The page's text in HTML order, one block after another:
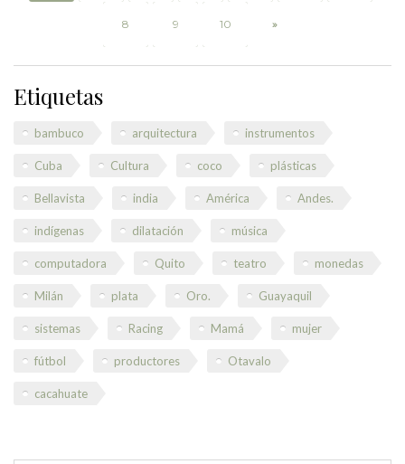
8 9 10 »
Etiquetas
bambuco arquitectura instrumentos
Cuba Cultura coco plásticas
Bellavista india América Andes.
indígenas dilatación música
computadora Quito teatro monedas
Milán plata Oro. Guayaquil
sistemas Racing Mamá mujer
fútbol productores Otavalo
cacahuate